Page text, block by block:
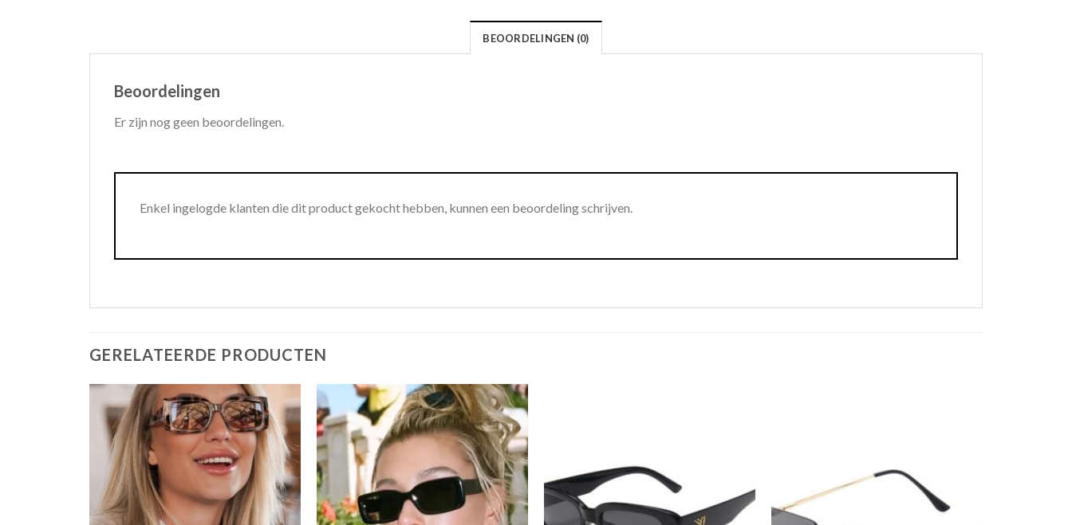
BEOORDELINGEN (0)
Beoordelingen
Er zijn nog geen beoordelingen.
Enkel ingelogde klanten die dit product gekocht hebben, kunnen een beoordeling schrijven.
GERELATEERDE PRODUCTEN